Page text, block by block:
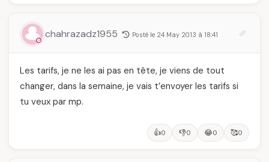
chahrazadz1955 Posté le 24 May 2013 à 18:41
Les tarifs, je ne les ai pas en tête, je viens de tout
changer, dans la semaine, je vais t’envoyer les tarifs si
tu veux par mp.
👍0 👎0 😂0 🥰0